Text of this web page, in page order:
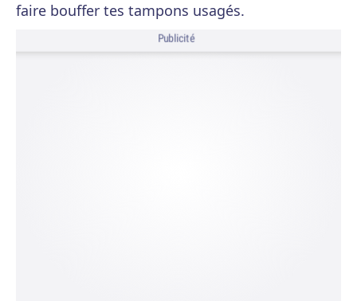
faire bouffer tes tampons usagés.
Publicité